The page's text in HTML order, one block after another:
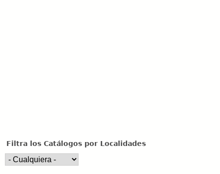
Filtra los Catálogos por Localidades